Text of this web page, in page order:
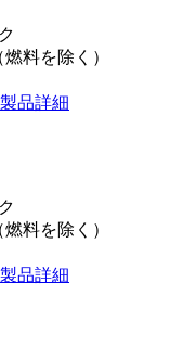
料を除く）
製品詳細
料を除く）
製品詳細